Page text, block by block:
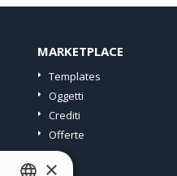
MARKETPLACE
Templates
Oggetti
Crediti
Offerte
×